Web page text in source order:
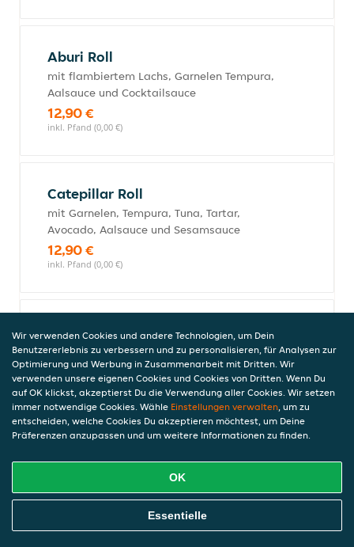
Aburi Roll
mit flambiertem Lachs, Garnelen Tempura,
Aalsauce und Cocktailsauce
12,90 €
inkl. Pfand (0,00 €)
Catepillar Roll
mit Garnelen, Tempura, Tuna, Tartar,
Avocado, Aalsauce und Sesamsauce
12,90 €
inkl. Pfand (0,00 €)
Cheese Roll
mit Cheese, Avocado, Lachs und Aalsauce
11,90 €
inkl. Pfand (0,00 €)
mit Lachs, Gurken, Avocado, Sesam und
Online Essen Bestellen
Wir verwenden Cookies und andere Technologien, um Dein
Benutzererlebnis zu verbessern und zu personalisieren, für Analysen zur
Optimierung und Werbung in Zusammenarbeit mit Dritten. Wir
verwenden unsere eigenen Cookies und Cookies von Dritten. Wenn Du
auf OK klickst, akzeptierst Du die Verwendung aller Cookies. Wir setzen
immer notwendige Cookies. Wähle Einstellungen verwalten, um zu
entscheiden, welche Cookies Du akzeptieren möchtest, um Deine
Präferenzen anzupassen und um weitere Informationen zu finden.
OK
Essentielle